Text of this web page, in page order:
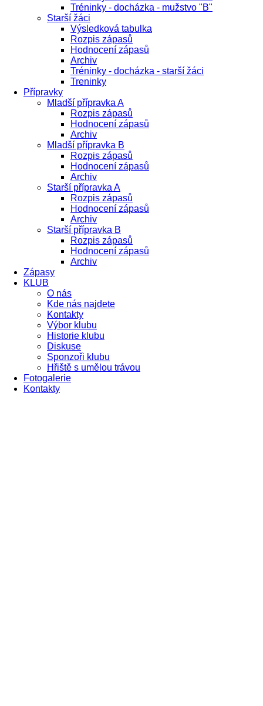
Tréninky - docházka - mužstvo "B"
Starší žáci
Výsledková tabulka
Rozpis zápasů
Hodnocení zápasů
Archiv
Tréninky - docházka - starší žáci
Treninky
Přípravky
Mladší přípravka A
Rozpis zápasů
Hodnocení zápasů
Archiv
Mladší přípravka B
Rozpis zápasů
Hodnocení zápasů
Archiv
Starší přípravka A
Rozpis zápasů
Hodnocení zápasů
Archiv
Starší přípravka B
Rozpis zápasů
Hodnocení zápasů
Archiv
Zápasy
KLUB
O nás
Kde nás najdete
Kontakty
Výbor klubu
Historie klubu
Diskuse
Sponzoři klubu
Hřiště s umělou trávou
Fotogalerie
Kontakty